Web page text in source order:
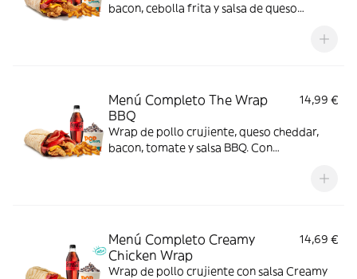
bacon, cebolla frita y salsa de queso
Menú Completo The Wrap
BBQ
14,99 €
Wrap de pollo crujiente, queso cheddar,
bacon, tomate y salsa BBQ. Con
Menú Completo Creamy
Chicken Wrap
14,69 €
Wrap de pollo crujiente con salsa Creamy